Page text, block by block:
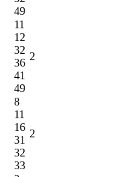
49
11
12
32
36
41
49
2
8
11
16
31
32
33
2